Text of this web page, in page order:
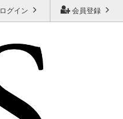
会員登録
ログイン